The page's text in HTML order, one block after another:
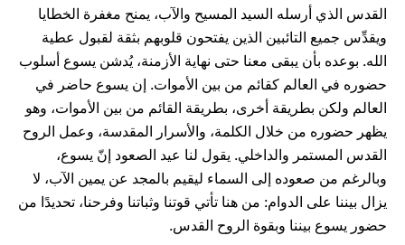
القدس الذي أرسله السيد المسيح والآب، يمنح مغفرة الخطايا
ويقدِّس جميع التائبين الذين يفتحون قلوبهم بثقة لقبول عطية
الله. بوعده بأن يبقى معنا حتى نهاية الأزمنة، يُدشن يسوع أسلوب
حضوره في العالم كقائم من بين الأموات. إن يسوع حاضر في
العالم ولكن بطريقة أخرى، بطريقة القائم من بين الأموات، وهو
يظهر حضوره من خلال الكلمة، والأسرار المقدسة، وعمل الروح
القدس المستمر والداخلي. يقول لنا عيد الصعود إنّ يسوع،
وبالرغم من صعوده إلى السماء ليقيم بالمجد عن يمين الآب، لا
يزال بيننا على الدوام: من هنا تأتي قوتنا وثباتنا وفرحنا، تحديدًا من
حضور يسوع بيننا وبقوة الروح القدس.